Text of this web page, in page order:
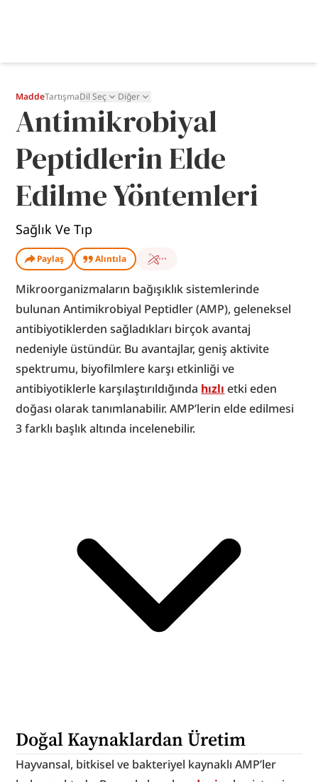
MaddeTartışmaDil Seç Diğer
Antimikrobiyal
Peptidlerin Elde
Edilme Yöntemleri
Sağlık Ve Tıp
Paylaş Alıntıla
Mikroorganizmaların bağışıklık sistemlerinde
bulunan Antimikrobiyal Peptidler (AMP), geleneksel
antibiyotiklerden sağladıkları birçok avantaj
nedeniyle üstündür. Bu avantajlar, geniş aktivite
spektrumu, biyofilmlere karşı etkinliği ve
antibiyotiklerle karşılaştırıldığında hızlı etki eden
doğası olarak tanımlanabilir. AMP’lerin elde edilmesi
3 farklı başlık altında incelenebilir.
Doğal Kaynaklardan Üretim
Hayvansal, bitkisel ve bakteriyel kaynaklı AMP’ler